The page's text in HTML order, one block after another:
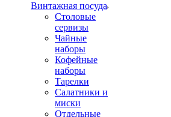
Винтажная посуда
Столовые
сервизы
Чайные
наборы
Кофейные
наборы
Тарелки
Салатники и
миски
Отдельные